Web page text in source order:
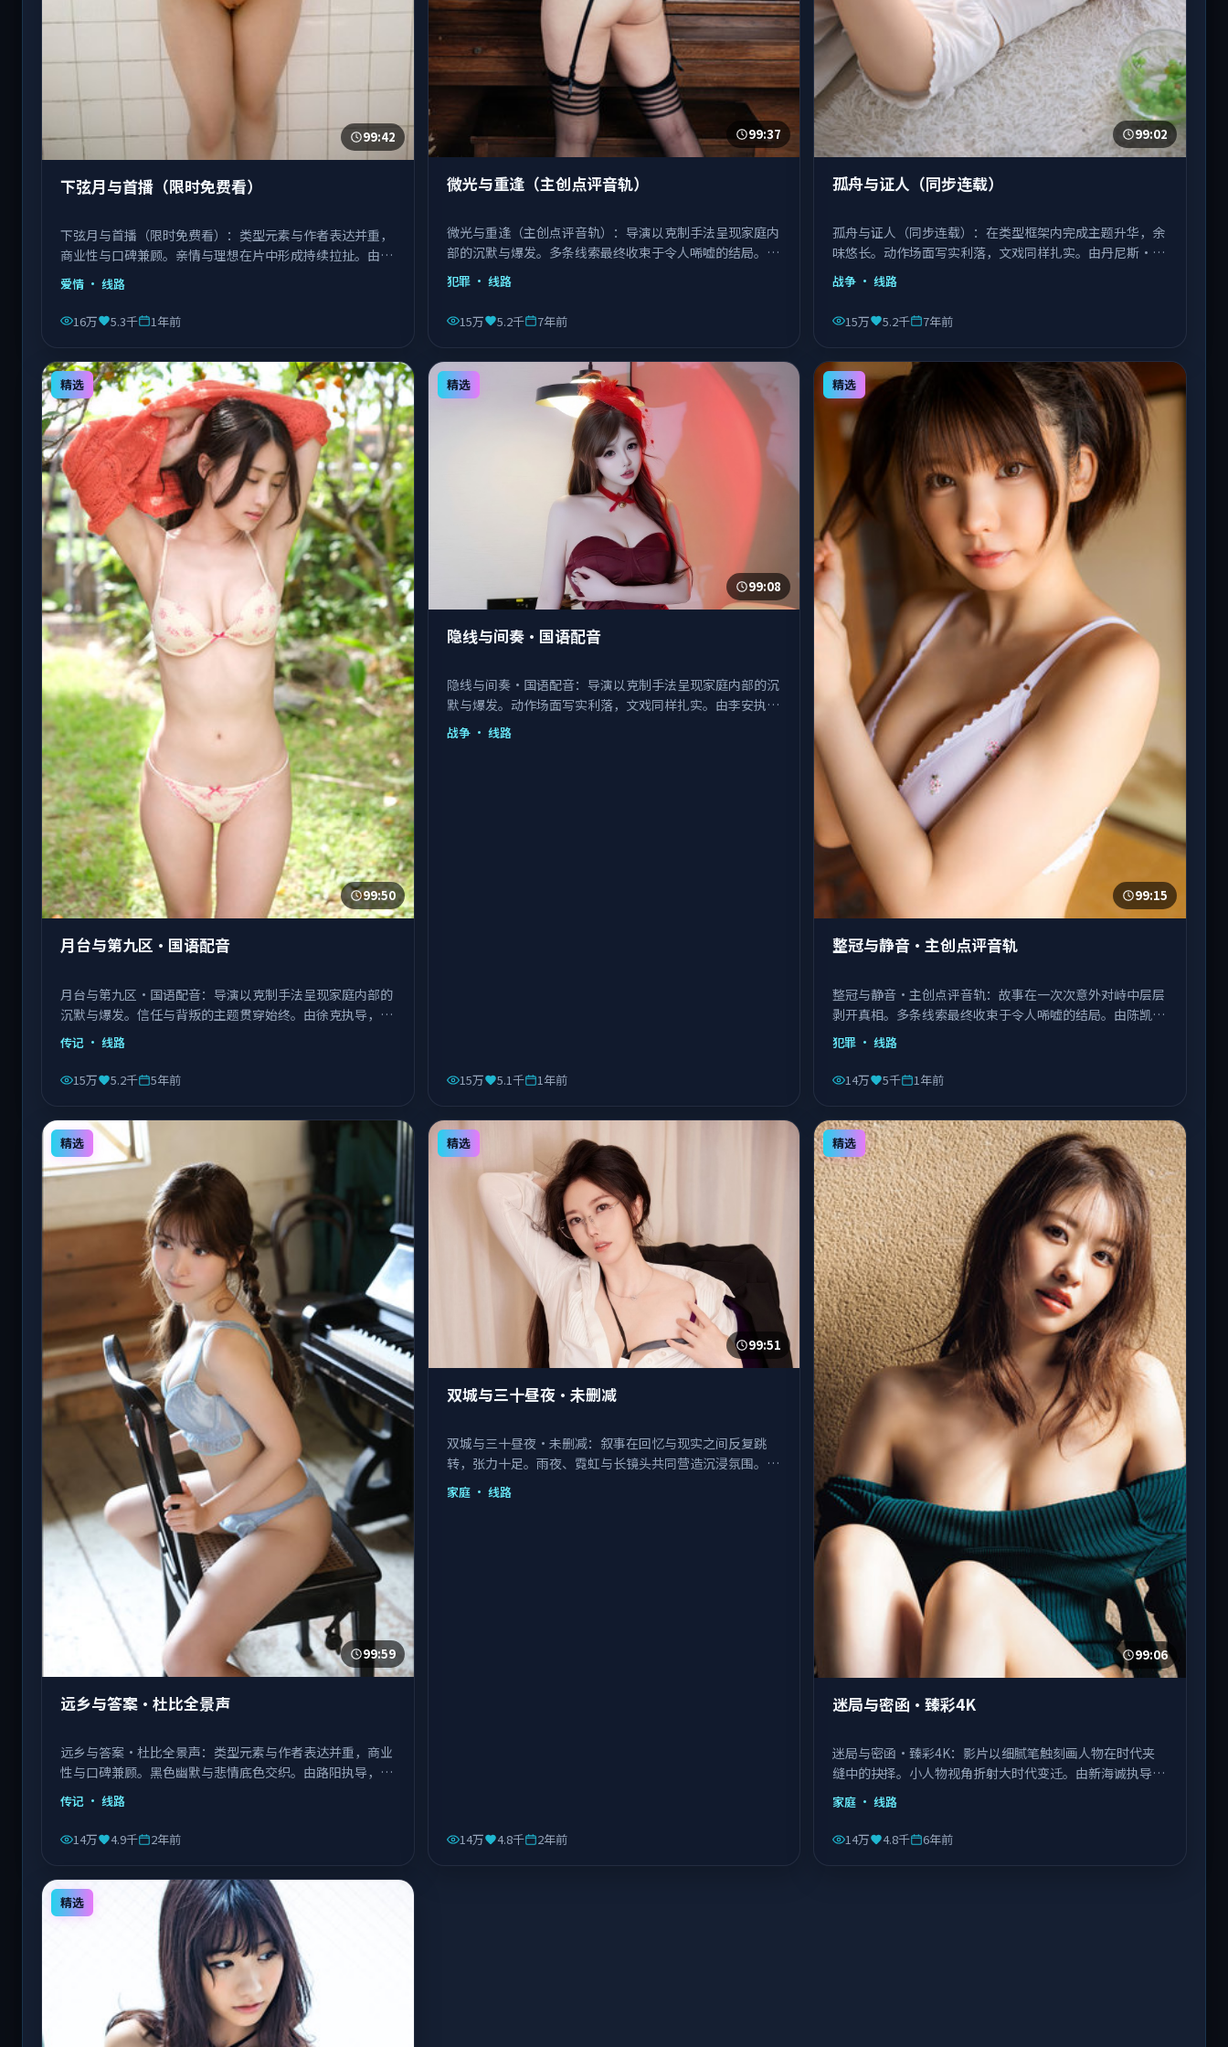
99:42
下弦月与首播（限时免费看）
下弦月与首播（限时免费看）：类型元素与作者表达并重，
商业性与口碑兼顾。亲情与理想在片中形成持续拉扯。由饶
晓志执导，白宇、刘亦菲、肖央等主演，中国台湾出品，类
型为爱情。
爱情 · 线路
16万 5.3千 1年前
99:37
微光与重逢（主创点评音轨）
微光与重逢（主创点评音轨）：导演以克制手法呈现家庭内
部的沉默与爆发。多条线索最终收束于令人唏嘘的结局。由
徐克执导，刘德华、巩俐、宋康昊等主演，日本出品，类型
为犯罪。
犯罪· 线路
15万 5.2千 7年前
99:02
孤舟与证人（同步连载）
孤舟与证人（同步连载）：在类型框架内完成主题升华，余
味悠长。动作场面写实利落，文戏同样扎实。由丹尼斯·维
伦纽瓦执导，文淇、宋康昊、长泽雅美等主演，越南出品，
类型为战争。
战争 · 线路
15万 5.2千 7年前
精选
99:50
月台与第九区·国语配音
月台与第九区·国语配音：导演以克制手法呈现家庭内部的
沉默与爆发。信任与背叛的主题贯穿始终。由徐克执导，章
子怡、菅田将晖、张子枫等主演，中国台湾出品，类型为传
记。
传记 · 线路
15万 5.2千 5年前
精选
99:08
隐线与间奏·国语配音
隐线与间奏·国语配音：导演以克制手法呈现家庭内部的沉
默与爆发。动作场面写实利落，文戏同样扎实。由李安执
导，王景春、艾伦、赵丽颖等主演，中国大陆出品，类型为
战争。
战争· 线路
15万 5.1千 1年前
精选
99:15
整冠与静音·主创点评音轨
整冠与静音·主创点评音轨：故事在一次次意外对峙中层层
剥开真相。多条线索最终收束于令人唏嘘的结局。由陈凯歌
执导，乔杉、沈腾、易烊千玺等主演，泰国出品，类型为犯
罪。
犯罪 · 线路
14万 5千 1年前
精选
99:59
远乡与答案·杜比全景声
远乡与答案·杜比全景声：类型元素与作者表达并重，商业
性与口碑兼顾。黑色幽默与悲情底色交织。由路阳执导，张
译、肖战、杨紫琼等主演，中国香港出品，类型为传记。
传记 · 线路
14万 4.9千 2年前
精选
99:51
双城与三十昼夜·未删减
双城与三十昼夜·未删减：叙事在回忆与现实之间反复跳
转，张力十足。雨夜、霓虹与长镜头共同营造沉浸氛围。由
陈凯歌执导，佟丽娅、马丽、瑛太等主演，韩国出品，类型
为家庭。
家庭· 线路
14万 4.8千 2年前
精选
99:06
迷局与密函·臻彩4K
迷局与密函·臻彩4K：影片以细腻笔触刻画人物在时代夹
缝中的抉择。小人物视角折射大时代变迁。由新海诚执导，
刘德华、王景春、王凯等主演，泰国出品，类型为家庭。
家庭 · 线路
14万 4.8千 6年前
精选